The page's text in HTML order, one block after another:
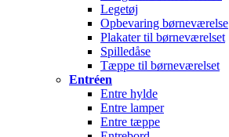
Legetøj
Opbevaring børneværelse
Plakater til børneværelset
Spilledåse
Tæppe til børneværelset
Entréen
Entre hylde
Entre lamper
Entre tæppe